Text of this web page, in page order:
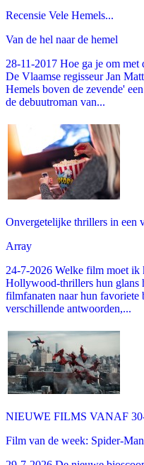
Recensie Vele Hemels...
Van de hel naar de hemel
28-11-2017 Hoe ga je om
De Vlaamse regisseur Jan
Hemels boven de zevende'
de debuutroman van...
Onvergetelijke thrillers in een
Array
24-7-2026 Welke film moet
Hollywood-thrillers hun glans
filmfanaten naar hun favoriete
verschillende antwoorden,...
NIEUWE FILMS VANAF
Film van de week: Spider-